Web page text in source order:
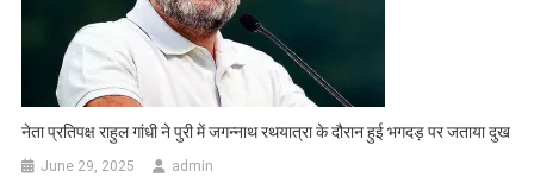
नेता प्रतिपक्ष राहुल गांधी ने पुरी में जगन्नाथ रथयात्रा के दौरान हुई भगदड़ पर जताया दुख
June 29, 2025 admin